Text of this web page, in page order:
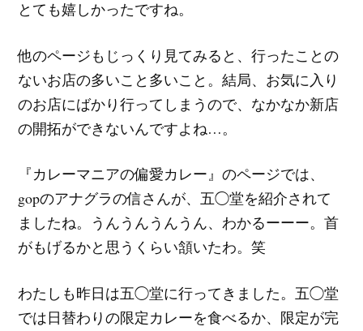
とても嬉しかったですね。
他のページもじっくり見てみると、行ったことの
ないお店の多いこと多いこと。結局、お気に入り
のお店にばかり行ってしまうので、なかなか新店
の開拓ができないんですよね…。
『カレーマニアの偏愛カレー』のページでは、
gopのアナグラの信さんが、五◯堂を紹介されて
ましたね。うんうんうんうん、わかるーーー。首
がもげるかと思うくらい頷いたわ。笑
わたしも昨日は五◯堂に行ってきました。五◯堂
では日替わりの限定カレーを食べるか、限定が完